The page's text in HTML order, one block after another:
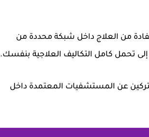
من العلاج داخل شبكة محددة من
تحمل كامل التكاليف العلاجية بنفسك.
عن المستشفيات المعتمدة داخل